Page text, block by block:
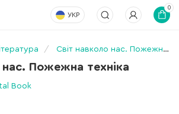
УКР
0
Світ навколо нас. Пожежна техніка
нас. Пожежна техніка
Book